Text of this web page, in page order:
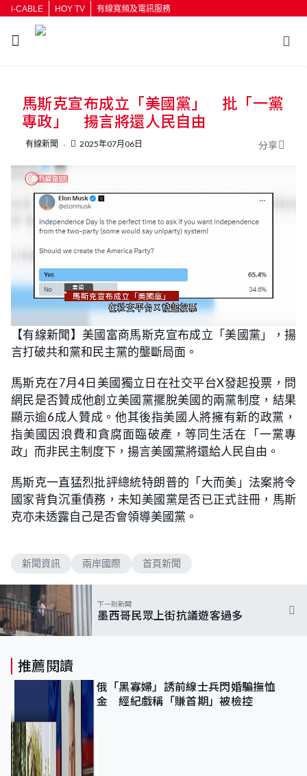
i-CABLE HOY TV 有線寬頻及電訊服務
按輸入鍵開始搜尋
馬斯克宣布成立「美國黨」 批「一黨
專政」 揚言將還人民自由
有線新聞 2025年07月06日 分享
n
m
t
e
a
d
e
d
2
.
0
7
%
【有線新聞】美國富商馬斯克宣布成立「美國黨」，揚
言打破共和黨和民主黨的壟斷局面。
馬斯克在7月4日美國獨立日在社交平台X發起投票，問
網民是否贊成他創立美國黨擺脫美國的兩黨制度，結果
顯示逾6成人贊成。他其後指美國人將擁有新的政黨，
指美國因浪費和貪腐面臨破產，等同生活在「一黨專
政」而非民主制度下，揚言美國黨將還給人民自由。
馬斯克一直猛烈批評總統特朗普的「大而美」法案將令
國家背負沉重債務，未知美國黨是否已正式註冊，馬斯
克亦未透露自己是否會領導美國黨。
新聞資訊 兩岸國際 首頁新聞
下一則新聞
墨西哥民眾上街抗議遊客過多
推薦閱讀
俄「黑寡婦」誘前線士兵閃婚騙撫恤
金 經紀戲稱「賺首期」被檢控